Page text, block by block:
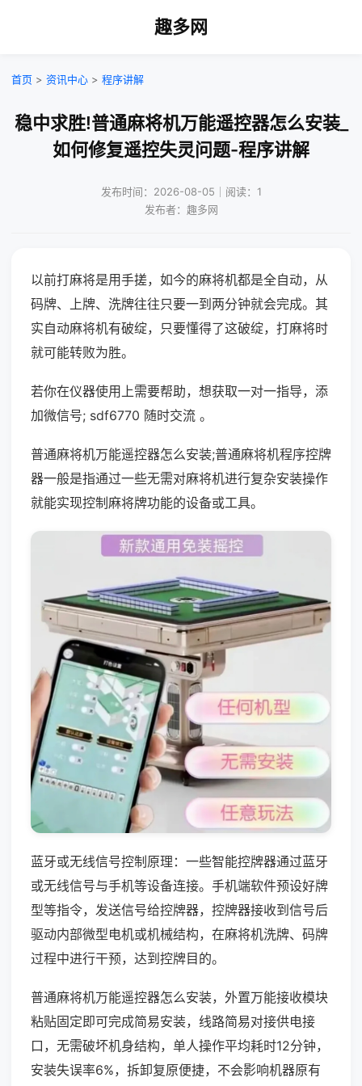
趣多网
首页 > 资讯中心 > 程序讲解
稳中求胜!普通麻将机万能遥控器怎么安装_
如何修复遥控失灵问题-程序讲解
发布时间：2026-08-05｜阅读：1
发布者：趣多网
以前打麻将是用手搓，如今的麻将机都是全自动，从
码牌、上牌、洗牌往往只要一到两分钟就会完成。其
实自动麻将机有破绽，只要懂得了这破绽，打麻将时
就可能转败为胜。
若你在仪器使用上需要帮助，想获取一对一指导，添
加微信号; sdf6770 随时交流 。
普通麻将机万能遥控器怎么安装;普通麻将机程序控牌
器一般是指通过一些无需对麻将机进行复杂安装操作
就能实现控制麻将牌功能的设备或工具。
蓝牙或无线信号控制原理：一些智能控牌器通过蓝牙
或无线信号与手机等设备连接。手机端软件预设好牌
型等指令，发送信号给控牌器，控牌器接收到信号后
驱动内部微型电机或机械结构，在麻将机洗牌、码牌
过程中进行干预，达到控牌目的。
普通麻将机万能遥控器怎么安装，外置万能接收模块
粘贴固定即可完成简易安装，线路简易对接供电接
口，无需破坏机身结构，单人操作平均耗时12分钟，
安装失误率6%，拆卸复原便捷，不会影响机器原有